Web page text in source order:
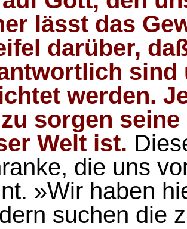
lässt das
darüber,
sind
werden.
sorgen
Welt ist.
die uns
»Wir haben
suchen die